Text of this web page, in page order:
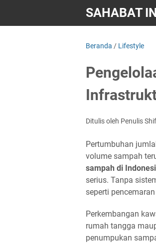
SAHABAT
Beranda / Lifestyle
Ditulis oleh Penulis
Pertumbuhan
volume sampah
sampah di
serius. Tanpa
seperti
Perkembangan
rumah tangga
penumpukan